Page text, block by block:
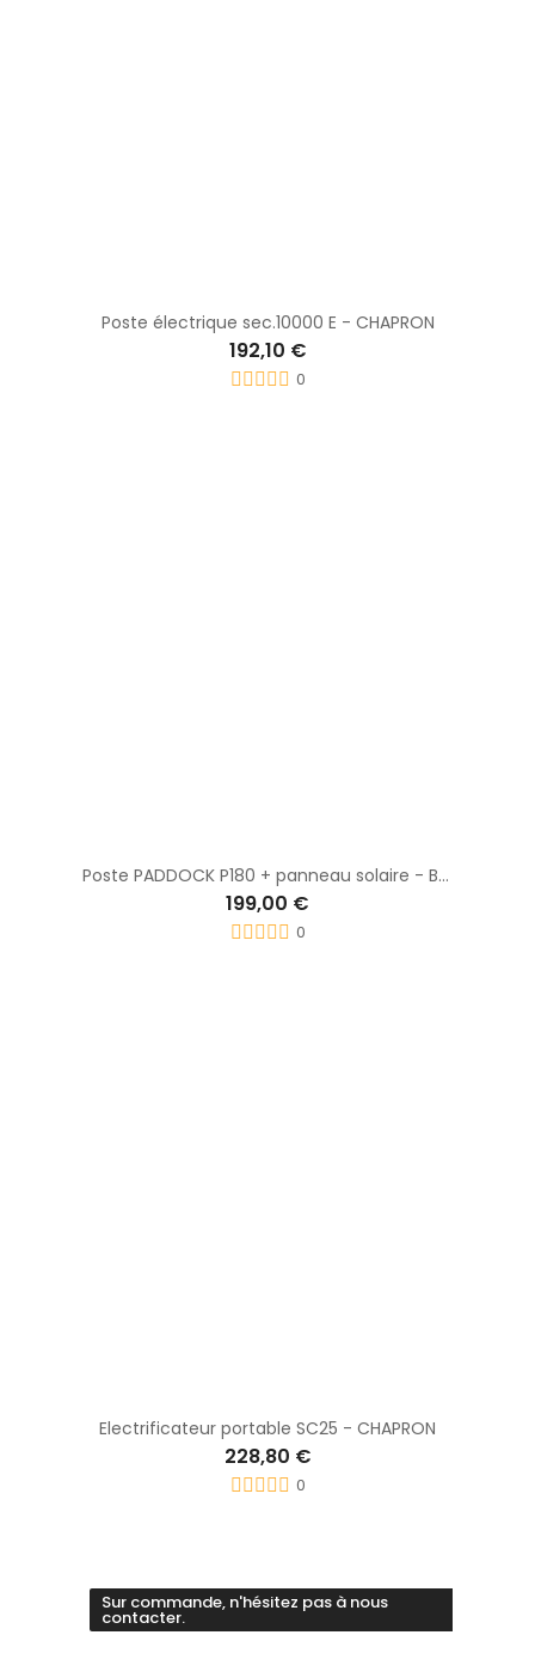
Poste électrique sec.10000 E - CHAPRON
192,10 €
0
Poste PADDOCK P180 + panneau solaire - BEAUMONT
199,00 €
0
Electrificateur portable SC25 - CHAPRON
228,80 €
0
Sur commande, n'hésitez pas à nous
contacter.